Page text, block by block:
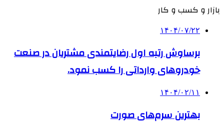
بازار و کسب و کار
۱۴۰۴/۰۷/۲۲
برساوش رتبه اول رضایتمندی مشتریان در صنعت
خودروهای وارداتی را کسب نمود.
۱۴۰۴/۰۲/۱۱
بهترین سرم‌های صورت